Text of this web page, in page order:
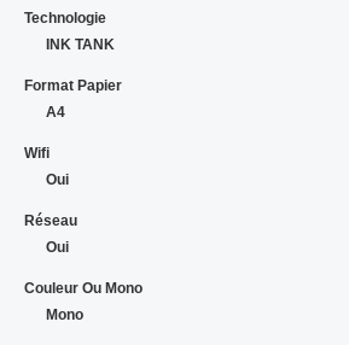
Technologie
INK TANK
Format Papier
A4
Wifi
Oui
Réseau
Oui
Couleur Ou Mono
Mono